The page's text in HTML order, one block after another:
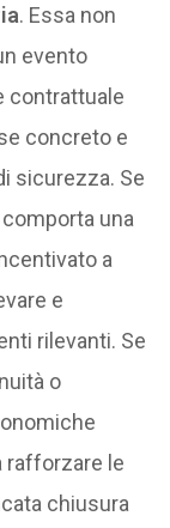
. Essa non
evento
contrattuale
concreto e
sicurezza. Se
una
a
e
rilevanti. Se
o
rafforzare le
chiusura